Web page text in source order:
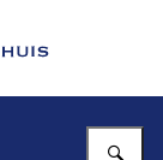
Huis